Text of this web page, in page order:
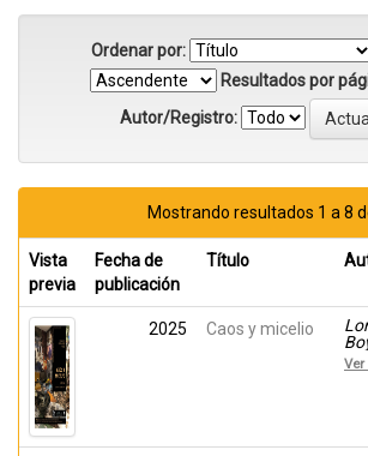
Ordenar por:
Resultados por
Autor/Registro:
Mostrando resultados 1 a 8
Vista
previa
Fecha de
publicación
Título
2025 Caos y micelio